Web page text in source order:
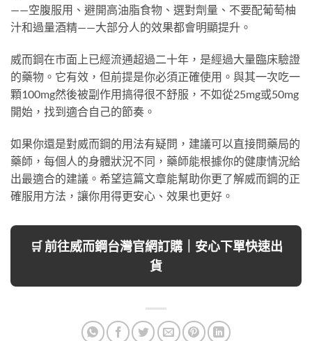
——空腹服用、避開高油脂食物、選對劑量、不要配葡萄柚
汁和過量酒精——大部分人的效果都會明顯提升。
威而鋼在市面上已經流通超過二十年，是經過大量臨床驗證
的藥物。它有效，但前提是你必須正確使用。與其一次吃一
顆100mg然後被副作用搞得很不舒服，不如從25mg或50mg
開始，找到適合自己的節奏。
如果你還是對威而鋼的用法有疑問，建議可以直接問藥局的
藥師，每個人的身體狀況不同，藥師能根據你的健康情況給
出最適合的建議。希望這篇文章能幫助你更了解威而鋼的正
確服用方法，讓你用得更安心、效果也更好。
🛒 前往威而鋼台灣官網訂購｜安心下單快速出
貨